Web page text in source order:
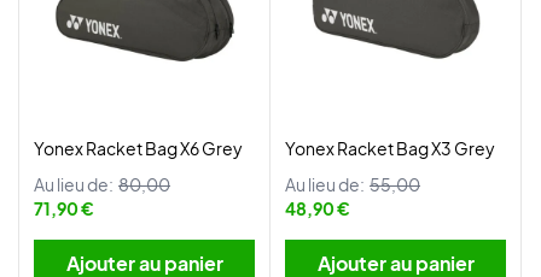
Yonex Racket Bag X6 Grey
Au lieu de: 80,00
71,90 €
Ajouter au panier
Yonex Racket Bag X3 Grey
Au lieu de: 55,00
48,90 €
Ajouter au panier